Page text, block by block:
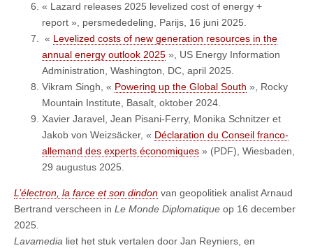
« Lazard releases 2025 levelized cost of energy +
report », persmededeling, Parijs, 16 juni 2025.
« Levelized costs of new generation resources in the
annual energy outlook 2025 », US Energy Information
Administration, Washington, DC, april 2025.
Vikram Singh, « Powering up the Global South », Rocky
Mountain Institute, Basalt, oktober 2024.
Xavier Jaravel, Jean Pisani-Ferry, Monika Schnitzer et
Jakob von Weizsäcker, « Déclaration du Conseil franco-
allemand des experts économiques » (PDF), Wiesbaden,
29 augustus 2025.
L’électron, la farce et son dindon van geopolitiek analist Arnaud
Bertrand verscheen in Le Monde Diplomatique op 16 december
2025.
Lavamedia liet het stuk vertalen door Jan Reyniers, en